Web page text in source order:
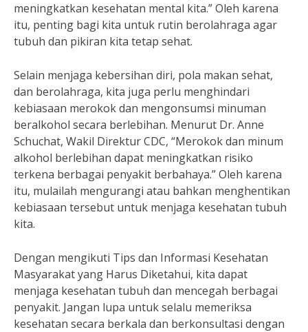
meningkatkan kesehatan mental kita.” Oleh karena
itu, penting bagi kita untuk rutin berolahraga agar
tubuh dan pikiran kita tetap sehat.
Selain menjaga kebersihan diri, pola makan sehat,
dan berolahraga, kita juga perlu menghindari
kebiasaan merokok dan mengonsumsi minuman
beralkohol secara berlebihan. Menurut Dr. Anne
Schuchat, Wakil Direktur CDC, “Merokok dan minum
alkohol berlebihan dapat meningkatkan risiko
terkena berbagai penyakit berbahaya.” Oleh karena
itu, mulailah mengurangi atau bahkan menghentikan
kebiasaan tersebut untuk menjaga kesehatan tubuh
kita.
Dengan mengikuti Tips dan Informasi Kesehatan
Masyarakat yang Harus Diketahui, kita dapat
menjaga kesehatan tubuh dan mencegah berbagai
penyakit. Jangan lupa untuk selalu memeriksa
kesehatan secara berkala dan berkonsultasi dengan